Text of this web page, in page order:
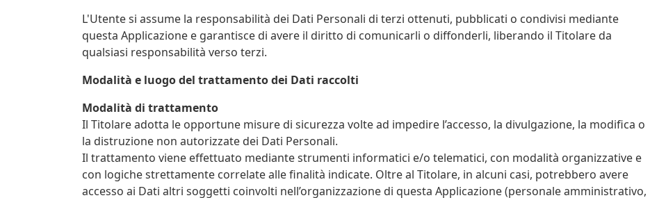
L'Utente si assume la responsabilità dei Dati Personali di terzi ottenuti, pubblicati o condivisi mediante
questa Applicazione e garantisce di avere il diritto di comunicarli o diffonderli, liberando il Titolare da
qualsiasi responsabilità verso terzi.
Modalità e luogo del trattamento dei Dati raccolti
Modalità di trattamento
Il Titolare adotta le opportune misure di sicurezza volte ad impedire l’accesso, la divulgazione, la modifica o
la distruzione non autorizzate dei Dati Personali.
Il trattamento viene effettuato mediante strumenti informatici e/o telematici, con modalità organizzative e
con logiche strettamente correlate alle finalità indicate. Oltre al Titolare, in alcuni casi, potrebbero avere
accesso ai Dati altri soggetti coinvolti nell’organizzazione di questa Applicazione (personale amministrativo,